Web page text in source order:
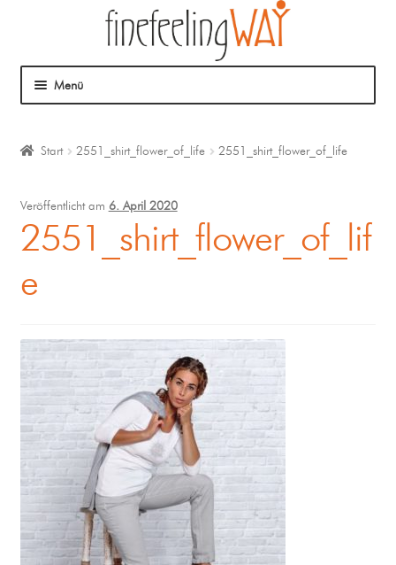
Menü
Coaching
Start 2551_shirt_flower_of_life 2551_shirt_flower_of_life
Veröffentlicht am 6. April 2020
2551_shirt_flower_of_lif
e